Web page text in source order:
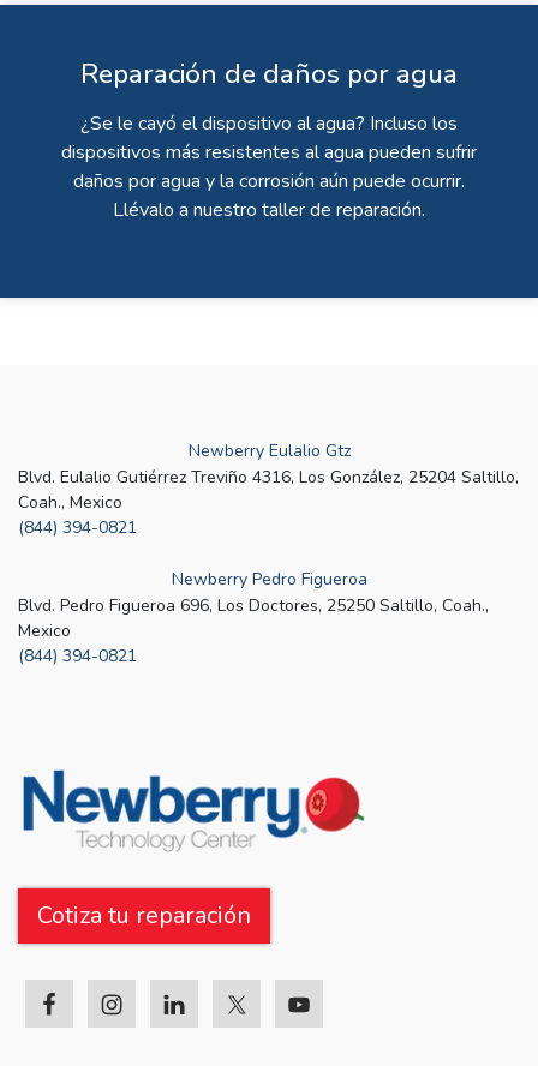
Reparación de daños por agua
¿Se le cayó el dispositivo al agua? Incluso los
dispositivos más resistentes al agua pueden sufrir
daños por agua y la corrosión aún puede ocurrir.
Llévalo a nuestro taller de reparación.
Newberry Eulalio Gtz
Blvd. Eulalio Gutiérrez Treviño 4316, Los González, 25204 Saltillo,
Coah., Mexico
(844) 394-0821
Newberry Pedro Figueroa
Blvd. Pedro Figueroa 696, Los Doctores, 25250 Saltillo, Coah.,
Mexico
(844) 394-0821
Cotiza tu reparación